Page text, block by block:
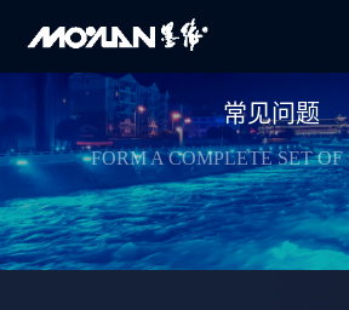
常见问题
FORM A COMPLETE SET OF